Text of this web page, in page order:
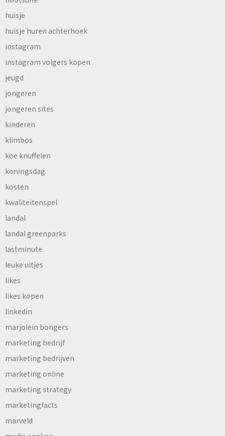
huisje
huisje huren achterhoek
instagram
instagram volgers kopen
jeugd
jongeren
jongeren sites
kinderen
klimbos
koe knuffelen
koningsdag
kosten
kwaliteitenspel
landal
landal greenparks
lastminute
leuke uitjes
likes
likes kopen
linkedin
marjolein bongers
marketing bedrijf
marketing bedrijven
marketing online
marketing strategy
marketingfacts
marveld